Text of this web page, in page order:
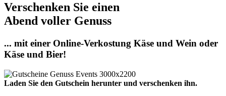
Verschenken Sie einen
Abend voller Genuss
... mit einer Online-Verkostung Käse und Wein oder
Käse und Bier!
Laden Sie den Gutschein herunter und verschenken ihn.